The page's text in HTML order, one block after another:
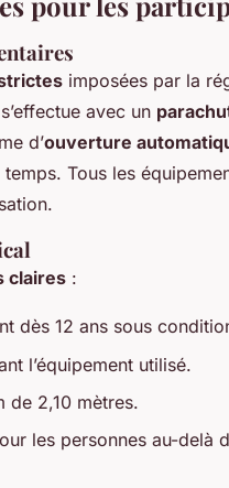
imposées par la
avec un
d’ouverture
Tous les
claires :
dès 12 ans sous
l’équipement utilisé.
de 2,10 mètres.
les personnes au-delà